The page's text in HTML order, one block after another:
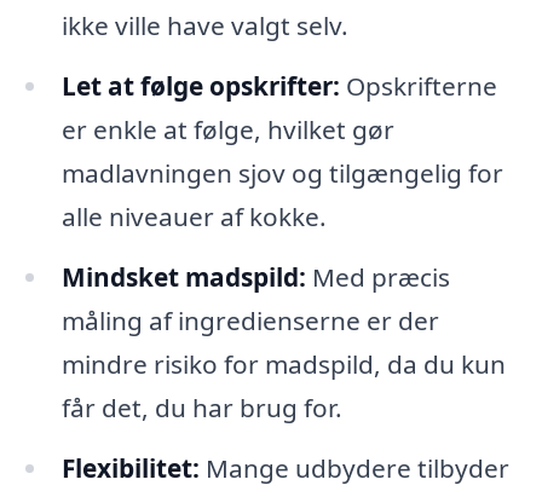
ikke ville have valgt selv.
Let at følge opskrifter: Opskrifterne
er enkle at følge, hvilket gør
madlavningen sjov og tilgængelig for
alle niveauer af kokke.
Mindsket madspild: Med præcis
måling af ingredienserne er der
mindre risiko for madspild, da du kun
får det, du har brug for.
Flexibilitet: Mange udbydere tilbyder